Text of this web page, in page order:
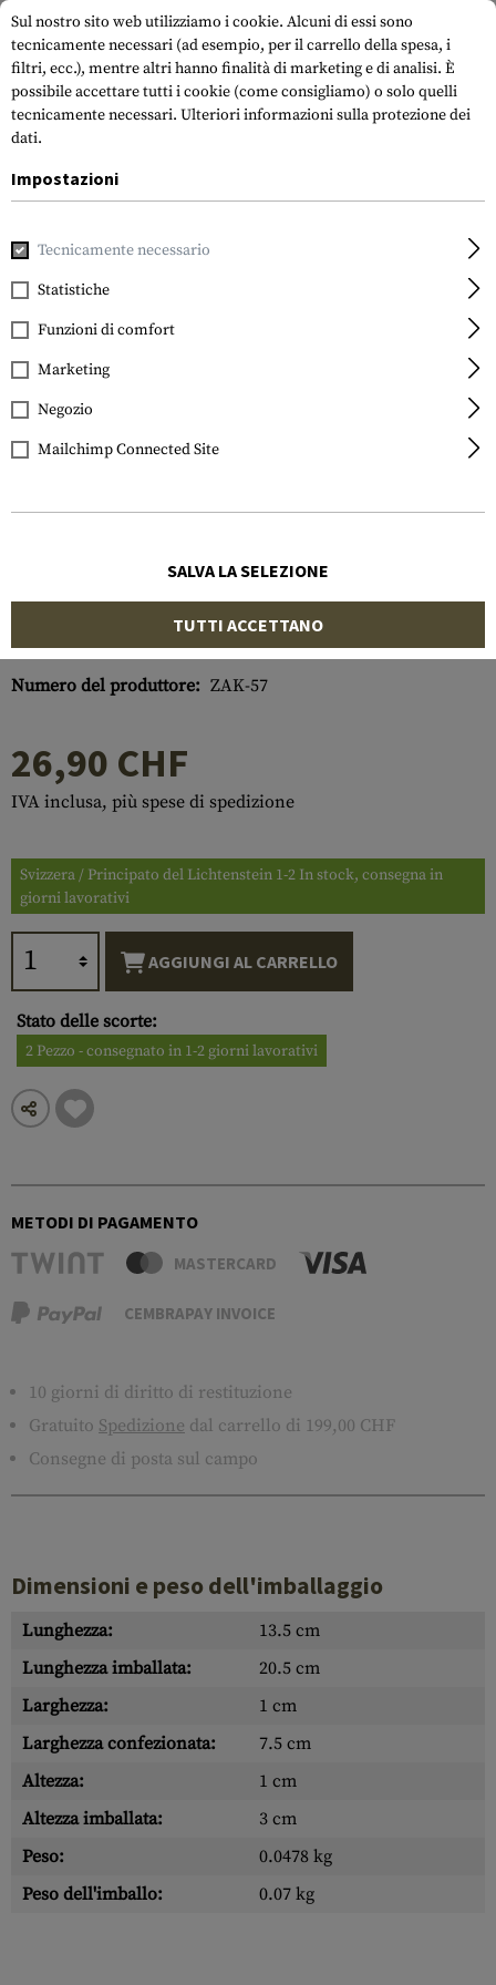
ZAK Tools
Window Punch
Numero di articolo:
10167700000
Numero del produttore: ZAK-57
26,90 CHF
IVA inclusa, più spese di spedizione
Svizzera / Principato del Lichtenstein 1-2 In stock, consegna in
giorni lavorativi
AGGIUNGI AL CARRELLO
Stato delle scorte:
2 Pezzo - consegnato in 1-2 giorni lavorativi
METODI DI PAGAMENTO
MASTERCARD
CEMBRAPAY INVOICE
10 giorni di diritto di restituzione
Gratuito Spedizione dal carrello di 199,00 CHF
Consegne di posta sul campo
Dimensioni e peso dell'imballaggio
Lunghezza:
13.5 cm
Lunghezza imballata:
20.5 cm
Larghezza:
1 cm
Larghezza confezionata:
7.5 cm
Altezza:
1 cm
Altezza imballata:
3 cm
Peso:
0.0478 kg
Peso dell'imballo:
0.07 kg
Sul nostro sito web utilizziamo i cookie. Alcuni di essi sono
tecnicamente necessari (ad esempio, per il carrello della spesa, i
filtri, ecc.), mentre altri hanno finalità di marketing e di analisi. È
possibile accettare tutti i cookie (come consigliamo) o solo quelli
tecnicamente necessari. Ulteriori informazioni sulla protezione dei
dati.
Impostazioni
Tecnicamente necessario
Statistiche
Funzioni di comfort
Marketing
Negozio
Mailchimp Connected Site
SALVA LA SELEZIONE
TUTTI ACCETTANO